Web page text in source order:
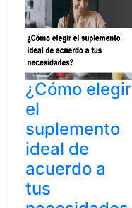
¿Cómo elegir
el
suplemento
ideal de
acuerdo a
tus